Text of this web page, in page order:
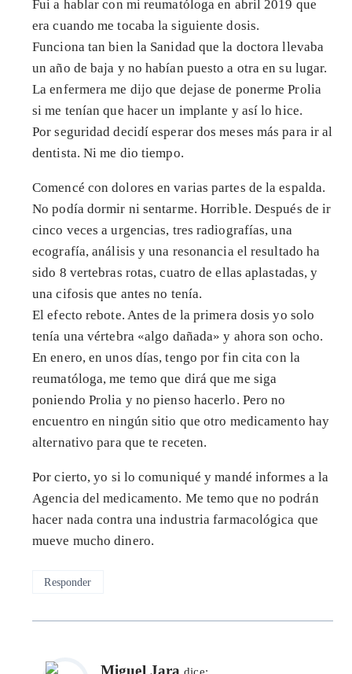
Fui a hablar con mi reumatóloga en abril 2019 que
era cuando me tocaba la siguiente dosis.
Funciona tan bien la Sanidad que la doctora llevaba
un año de baja y no habían puesto a otra en su lugar.
La enfermera me dijo que dejase de ponerme Prolia
si me tenían que hacer un implante y así lo hice.
Por seguridad decidí esperar dos meses más para ir al
dentista. Ni me dio tiempo.
Comencé con dolores en varias partes de la espalda.
No podía dormir ni sentarme. Horrible. Después de ir
cinco veces a urgencias, tres radiografías, una
ecografía, análisis y una resonancia el resultado ha
sido 8 vertebras rotas, cuatro de ellas aplastadas, y
una cifosis que antes no tenía.
El efecto rebote. Antes de la primera dosis yo solo
tenía una vértebra «algo dañada» y ahora son ocho.
En enero, en unos días, tengo por fin cita con la
reumatóloga, me temo que dirá que me siga
poniendo Prolia y no pienso hacerlo. Pero no
encuentro en ningún sitio que otro medicamento hay
alternativo para que te receten.
Por cierto, yo si lo comuniqué y mandé informes a la
Agencia del medicamento. Me temo que no podrán
hacer nada contra una industria farmacológica que
mueve mucho dinero.
Responder
Miguel Jara dice: